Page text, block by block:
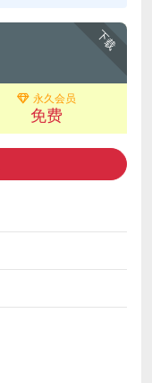
下载
永久会员
免费